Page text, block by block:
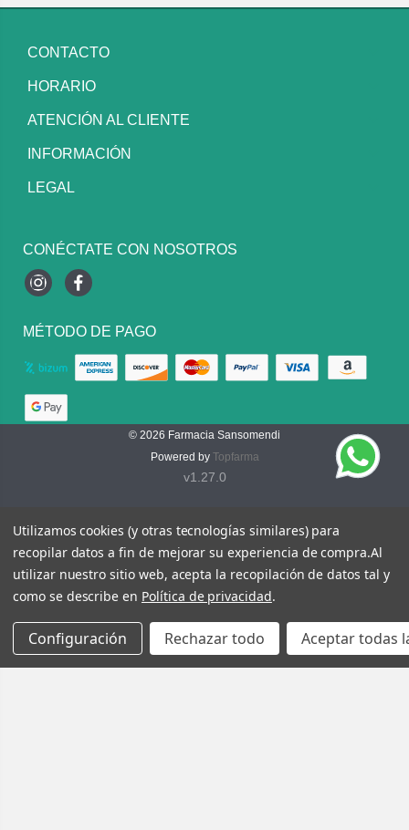
CONTACTO
HORARIO
ATENCIÓN AL CLIENTE
INFORMACIÓN
LEGAL
CONÉCTATE CON NOSOTROS
InstagramFacebook
MÉTODO DE PAGO
© 2026 Farmacia Sansomendi
Powered by Topfarma
v1.27.0
Utilizamos cookies (y otras tecnologías similares) para
recopilar datos a fin de mejorar su experiencia de compra.Al
utilizar nuestro sitio web, acepta la recopilación de datos tal y
como se describe en Política de privacidad.
Configuración Rechazar todo Aceptar todas